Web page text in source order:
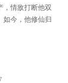
，情敌打断他双
如今，他修仙归